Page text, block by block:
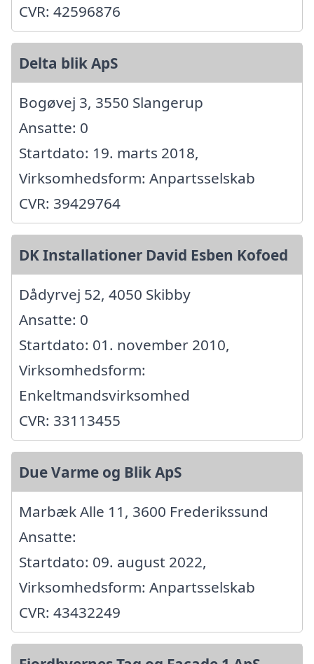
CVR: 42596876
Delta blik ApS
Bogøvej 3, 3550 Slangerup
Ansatte: 0
Startdato: 19. marts 2018,
Virksomhedsform: Anpartsselskab
CVR: 39429764
DK Installationer David Esben Kofoed
Dådyrvej 52, 4050 Skibby
Ansatte: 0
Startdato: 01. november 2010,
Virksomhedsform:
Enkeltmandsvirksomhed
CVR: 33113455
Due Varme og Blik ApS
Marbæk Alle 11, 3600 Frederikssund
Ansatte:
Startdato: 09. august 2022,
Virksomhedsform: Anpartsselskab
CVR: 43432249